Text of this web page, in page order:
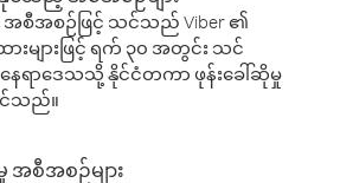
အစီအစဉ်ဖြင့် သင်သည် Viber ၏
များဖြင့် ရက် ၃၀ အတွင်း သင်
ရာဒေသသို့ နိုင်ငံတကာ ဖုန်းခေါ်ဆိုမှု
င်သည်။
အစီအစဉ်များ